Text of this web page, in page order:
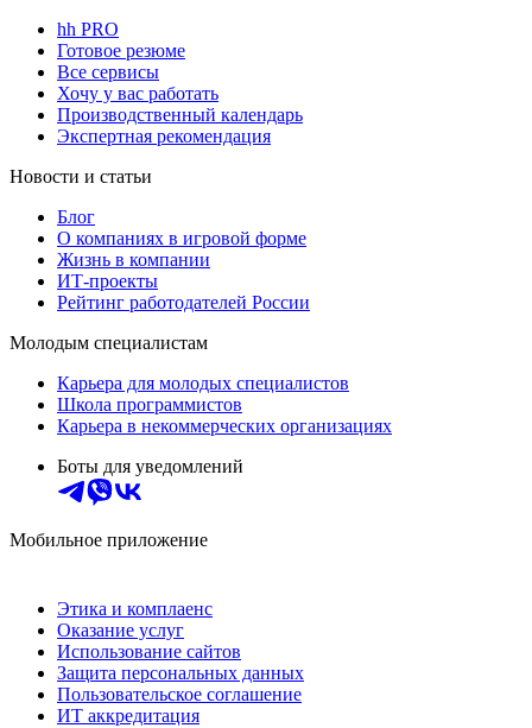
hh PRO
Готовое резюме
Все сервисы
Хочу у вас работать
Производственный календарь
Экспертная рекомендация
Новости и статьи
Блог
О компаниях в игровой форме
Жизнь в компании
ИТ-проекты
Рейтинг работодателей России
Молодым специалистам
Карьера для молодых специалистов
Школа программистов
Карьера в некоммерческих организациях
Боты для уведомлений
Мобильное приложение
Этика и комплаенс
Оказание услуг
Использование сайтов
Защита персональных данных
Пользовательское соглашение
ИТ аккредитация